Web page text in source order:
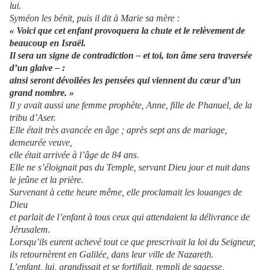
lui.
Syméon les bénit, puis il dit à Marie sa mère :
« Voici que cet enfant provoquera la chute et le relèvement de
beaucoup en Israël.
Il sera un signe de contradiction – et toi, ton âme sera traversée
d’un glaive – :
ainsi seront dévoilées les pensées qui viennent du cœur d’un
grand nombre. »
Il y avait aussi une femme prophète, Anne, fille de Phanuel, de la
tribu d’Aser.
Elle était très avancée en âge ; après sept ans de mariage,
demeurée veuve,
elle était arrivée à l’âge de 84 ans.
Elle ne s’éloignait pas du Temple, servant Dieu jour et nuit dans
le jeûne et la prière.
Survenant à cette heure même, elle proclamait les louanges de
Dieu
et parlait de l’enfant à tous ceux qui attendaient la délivrance de
Jérusalem.
Lorsqu’ils eurent achevé tout ce que prescrivait la loi du Seigneur,
ils retournèrent en Galilée, dans leur ville de Nazareth.
L’enfant, lui, grandissait et se fortifiait, rempli de sagesse,